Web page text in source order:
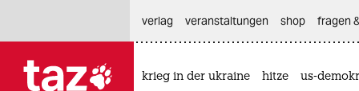
verlag
veranstaltungen shop fragen
krieg in der ukraine hitze us-